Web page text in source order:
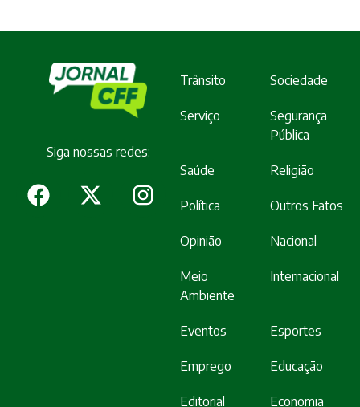
Siga nossas redes:
Trânsito Sociedade
Serviço
Segurança
Pública
Saúde Religião
Política Outros Fatos
Opinião Nacional
Meio
Ambiente
Internacional
Eventos Esportes
Emprego Educação
Editorial Economia